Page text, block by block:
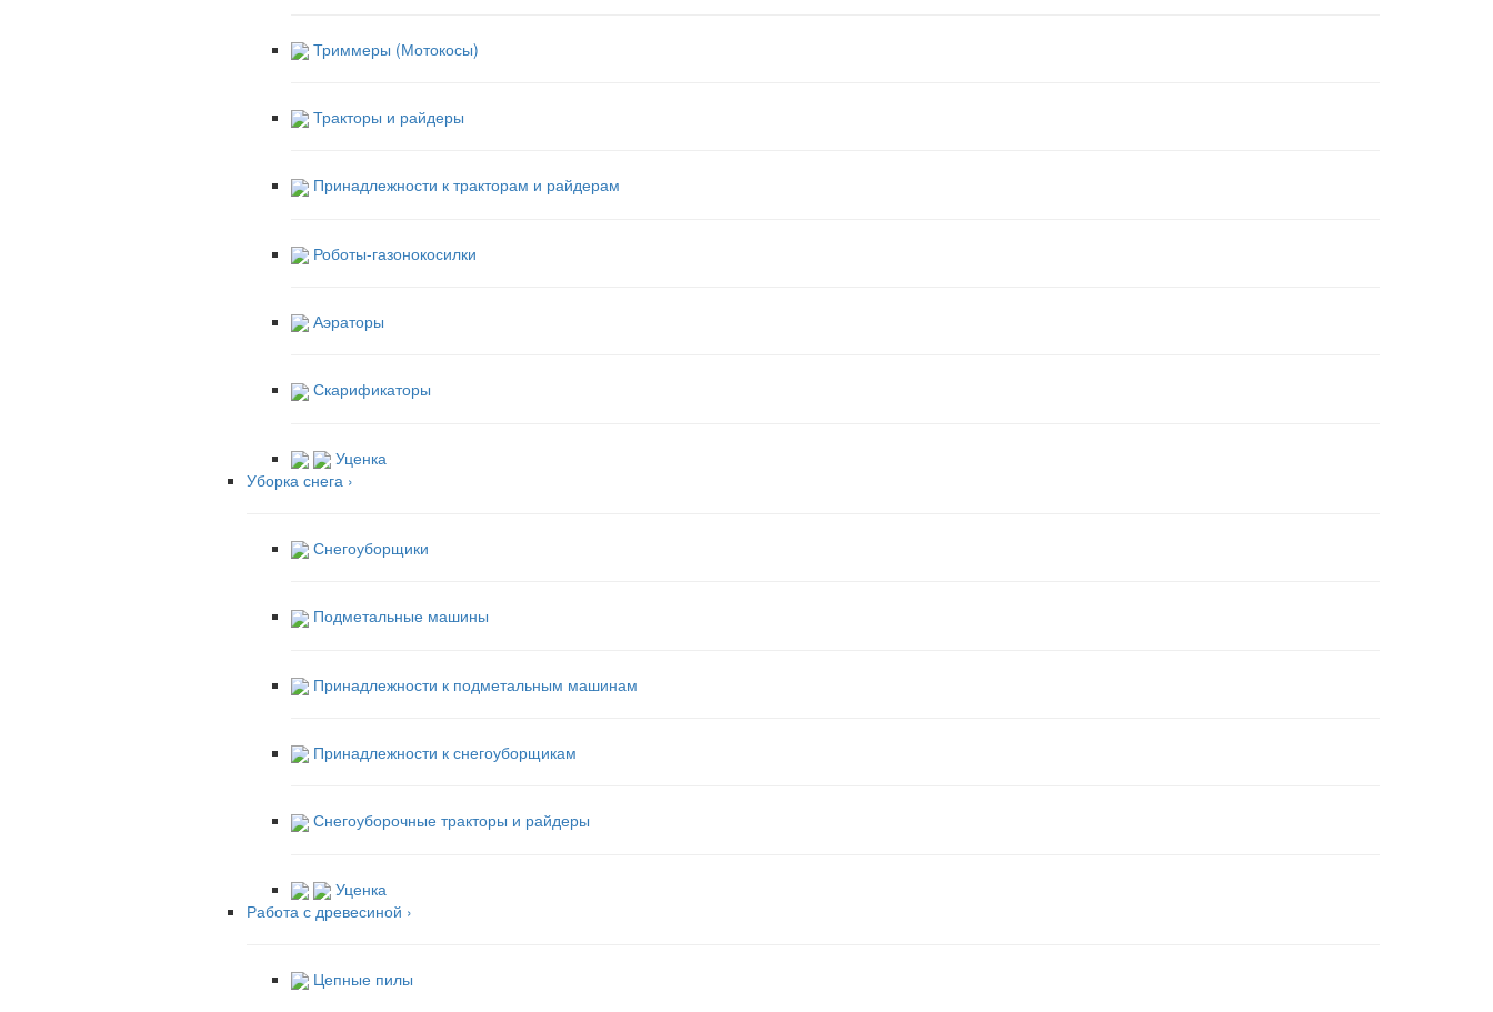
Триммеры (Мотокосы)
Тракторы и райдеры
Принадлежности к тракторам и райдерам
Роботы-газонокосилки
Аэраторы
Скарификаторы
Уценка
Уборка снега ›
Снегоуборщики
Подметальные машины
Принадлежности к подметальным машинам
Принадлежности к снегоуборщикам
Снегоуборочные тракторы и райдеры
Уценка
Работа с древесиной ›
Цепные пилы